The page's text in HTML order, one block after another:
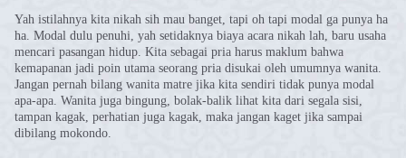
Yah istilahnya kita nikah sih mau banget, tapi oh tapi modal ga punya ha
ha. Modal dulu penuhi, yah setidaknya biaya acara nikah lah, baru usaha
mencari pasangan hidup. Kita sebagai pria harus maklum bahwa
kemapanan jadi poin utama seorang pria disukai oleh umumnya wanita.
Jangan pernah bilang wanita matre jika kita sendiri tidak punya modal
apa-apa. Wanita juga bingung, bolak-balik lihat kita dari segala sisi,
tampan kagak, perhatian juga kagak, maka jangan kaget jika sampai
dibilang mokondo.